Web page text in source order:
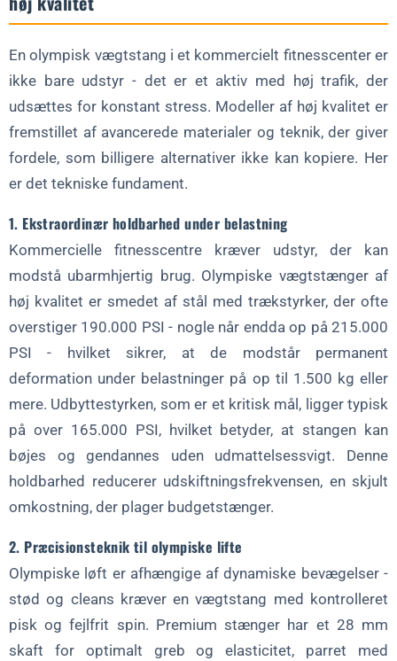
En olympisk vægtstang i et kommercielt fitnesscenter er
ikke bare udstyr - det er et aktiv med høj trafik, der
udsættes for konstant stress. Modeller af høj kvalitet er
fremstillet af avancerede materialer og teknik, der giver
fordele, som billigere alternativer ikke kan kopiere. Her
er det tekniske fundament.
1. Ekstraordinær holdbarhed under belastning
Kommercielle fitnesscentre kræver udstyr, der kan
modstå ubarmhjertig brug. Olympiske vægtstænger af
høj kvalitet er smedet af stål med trækstyrker, der ofte
overstiger 190.000 PSI - nogle når endda op på 215.000
PSI - hvilket sikrer, at de modstår permanent
deformation under belastninger på op til 1.500 kg eller
mere. Udbyttestyrken, som er et kritisk mål, ligger typisk
på over 165.000 PSI, hvilket betyder, at stangen kan
bøjes og gendannes uden udmattelsessvigt. Denne
holdbarhed reducerer udskiftningsfrekvensen, en skjult
omkostning, der plager budgetstænger.
2. Præcisionsteknik til olympiske lifte
Olympiske løft er afhængige af dynamiske bevægelser -
stød og cleans kræver en vægtstang med kontrolleret
pisk og fejlfrit spin. Premium stænger har et 28 mm
skaft for optimalt greb og elasticitet, parret med